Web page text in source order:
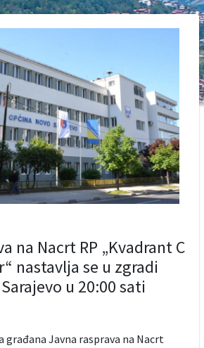
na Nacrt RP „Kvadrant C
nastavlja se u zgradi
u 20:00 sati
građana Javna rasprava na Nacrt